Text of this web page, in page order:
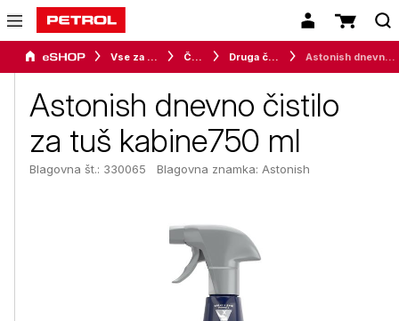
Vse za dom Čistila Druga čistila
Astonish dnevno čistilo
za tuš kabine750 ml
Blagovna št.: 330065 Blagovna znamka: Astonish